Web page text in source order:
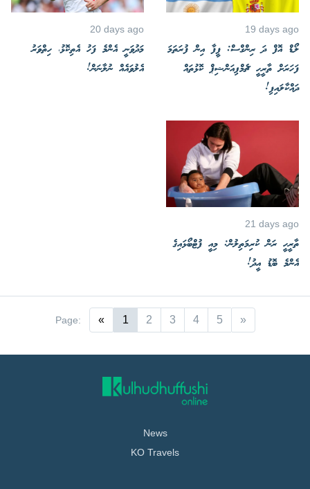
19 days ago
ލޯޑް އޮފް ދަ ރިންގްސް: ފީފާ އިން ފުރަތަމަ
ފަހަރަށް ތާރީހީ ޗެމްޕިއަންޝިޕް ކޮޅުތައް
ދައްކާލައިފި!
20 days ago
މަދުވަނީ އެންމެ ފަހު އެތިކޮޅު، ހިތްވަރު
އެލުވައެއް ނުލާނަން!
21 days ago
ތާރީހީ ރަން ކުރިމަތިލުން: މިއީ ފުޓްބޯޅައިގެ
އެންމެ ބޮޑު އީދު!
Page: « 1 2 3 4 5 »
News
KO Travels